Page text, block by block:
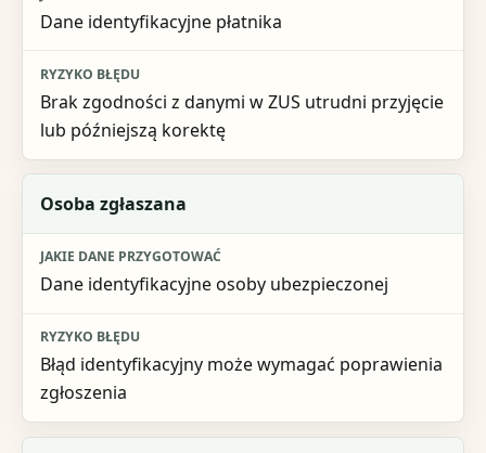
Ryzyko błędu
Dane identyfikacyjne płatnika
Brak zgodności z danymi w ZUS utrudni przyjęcie
lub późniejszą korektę
Osoba zgłaszana
Dane identyfikacyjne osoby ubezpieczonej
Błąd identyfikacyjny może wymagać poprawienia
zgłoszenia